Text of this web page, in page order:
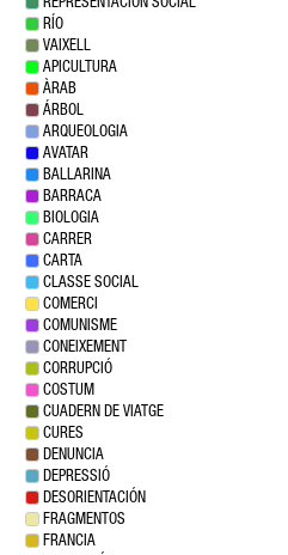
REPRESENTACIÓN SOCIAL
RÍO
VAIXELL
APICULTURA
ÀRAB
ÁRBOL
ARQUEOLOGIA
AVATAR
BALLARINA
BARRACA
BIOLOGIA
CARRER
CARTA
CLASSE SOCIAL
COMERCI
COMUNISME
CONEIXEMENT
CORRUPCIÓ
COSTUM
CUADERN DE VIATGE
CURES
DENUNCIA
DEPRESSIÓ
DESORIENTACIÓN
FRAGMENTOS
FRANCIA